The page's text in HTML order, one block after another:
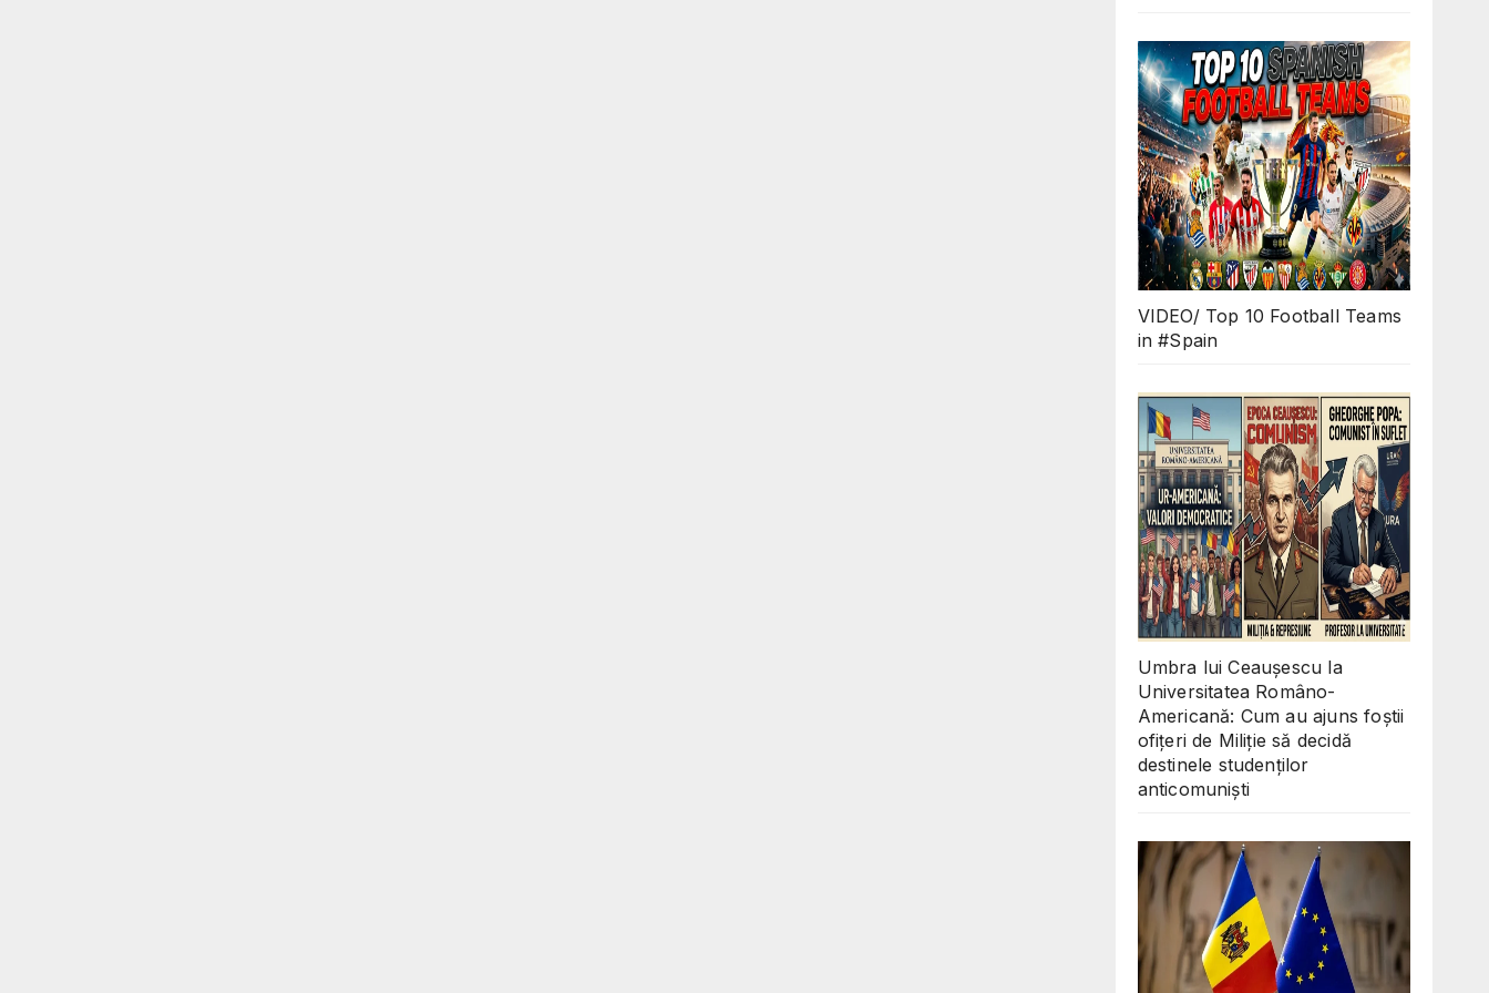
VIDEO/ Top 10 Football Teams
in #Spain
Umbra lui Ceaușescu la
Universitatea Româno-
Americană: Cum au ajuns foștii
ofițeri de Miliție să decidă
destinele studenților
anticomuniști